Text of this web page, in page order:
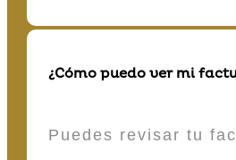
¿Cómo puedo ver mi
Puedes revisar tu